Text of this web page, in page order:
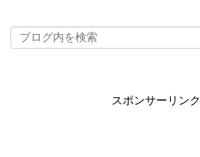
スポンサーリンク